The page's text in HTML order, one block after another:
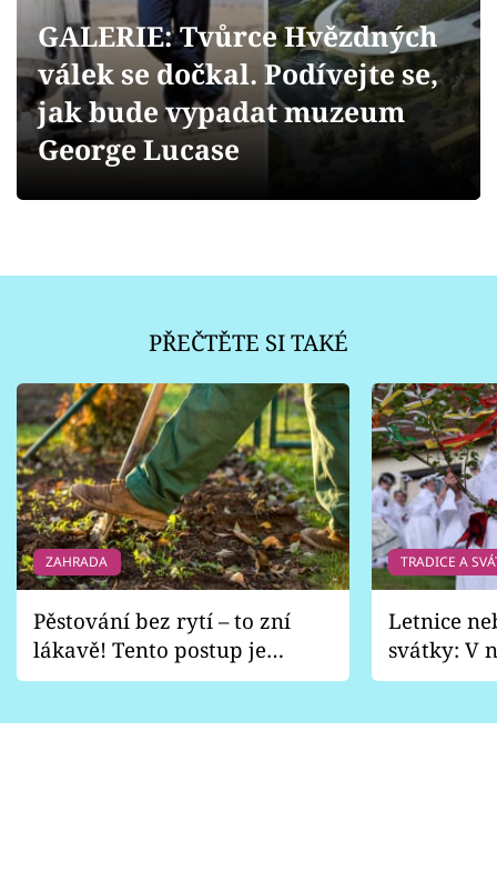
Přihlášení
Sledujte nás
GALERIE: Tvůrce Hvězdných
válek se dočkal. Podívejte se,
jak bude vypadat muzeum
George Lucase
PŘEČTĚTE SI TAKÉ
ZAHRADA
Pěstování bez rytí – to zní
lákavě! Tento postup je
vhodný jen pro některé
TRADICE A
Letnice
svátky: V
pondělí